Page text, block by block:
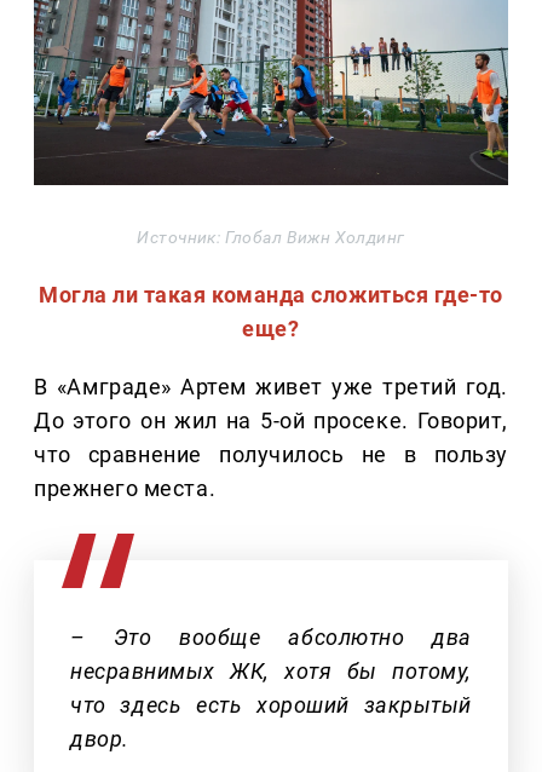
Источник: Глобал Вижн Холдинг
Могла ли такая команда сложиться где-то
еще?
В «Амграде» Артем живет уже третий год.
До этого он жил на 5-ой просеке. Говорит,
что сравнение получилось не в пользу
прежнего места.
– Это вообще абсолютно два
несравнимых ЖК, хотя бы потому,
что здесь есть хороший закрытый
двор.